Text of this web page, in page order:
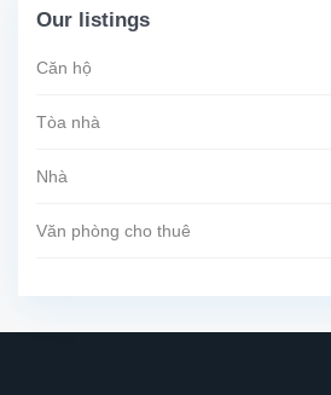
Our listings
Căn hộ
Tòa nhà
Nhà
Văn phòng cho thuê